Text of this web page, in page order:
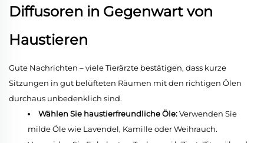
Diffusoren in Gegenwart von
Haustieren
Gute Nachrichten – viele Tierärzte bestätigen, dass kurze
Sitzungen in gut belüfteten Räumen mit den richtigen Ölen
durchaus unbedenklich sind.
Wählen Sie haustierfreundliche Öle:Verwenden Sie
milde Öle wie Lavendel, Kamille oder Weihrauch.